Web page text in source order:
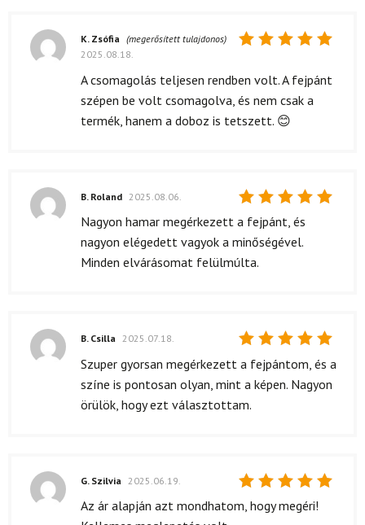
5 / 5
K. Zsófia (megerősített tulajdonos)
2025.08.18.
A csomagolás teljesen rendben volt. A fejpánt
szépen be volt csomagolva, és nem csak a
termék, hanem a doboz is tetszett. 😊
Értékelés:
/ 5
B. Roland 2025.08.06.
Nagyon hamar megérkezett a fejpánt, és
nagyon elégedett vagyok a minőségével.
Minden elvárásomat felülmúlta.
Értékelés:
/ 5
B. Csilla 2025.07.18.
Szuper gyorsan megérkezett a fejpántom, és a
színe is pontosan olyan, mint a képen. Nagyon
örülök, hogy ezt választottam.
Értékelés:
5
/ 5
G. Szilvia 2025.06.19.
Az ár alapján azt mondhatom, hogy megéri!